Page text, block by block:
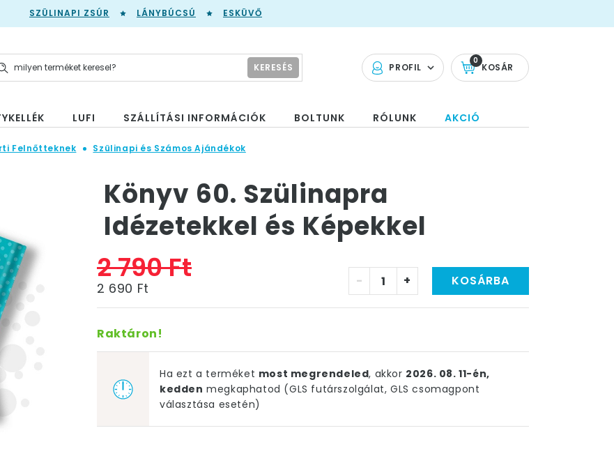
SZÜLINAPI ZSÚR LÁNYBÚCSÚ ESKÜVŐ
PROFIL KOSÁR
0
KERESÉS
LUFI SZÁLLÍTÁSI INFORMÁCIÓK BOLTUNK RÓLUNK AKCIÓ
Felnőtteknek Szülinapi és Számos Ajándékok
Könyv 60. Szülinapra
Idézetekkel és Képekkel
2 790 Ft
2 690 Ft - + KOSÁRBA
Raktáron!
Ha ezt a terméket most megrendeled, akkor 2026. 08. 11-én,
kedden megkaphatod (GLS futárszolgálat, GLS csomagpont
választása esetén)